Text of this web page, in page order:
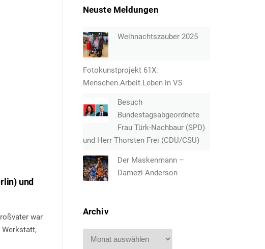
und
war
Werkstatt,
Neuste Meldungen
Weihnachtszauber 2025
Fotokunstprojekt 61X:
Menschen.Arbeit.Leben in VS
Besuch
Bundestagsabgeordnete
Frau Türk-Nachbaur (SPD)
und Herr Thorsten Frei (CDU/CSU)
Der Maskenmann –
Damezi Anderson
Archiv
Archiv